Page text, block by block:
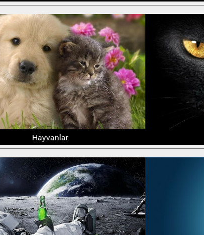
Hayvanlar